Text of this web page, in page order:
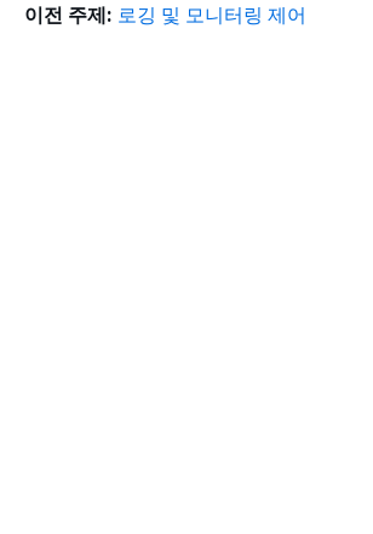
이전 주제: 로깅 및 모니터링 제어